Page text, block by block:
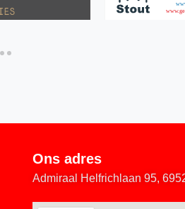
Ons adres
Admiraal Helfrichlaan 95,